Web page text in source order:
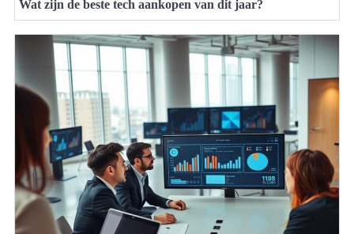
Wat zijn de beste tech aankopen van dit jaar?